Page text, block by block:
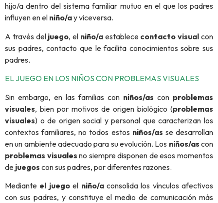
hijo/a dentro del sistema familiar mutuo en el que los padres
influyen en el niño/ay viceversa.
A través del juego, el niño/aestablece contacto visual con
sus padres, contacto que le facilita conocimientos sobre sus
padres.
EL JUEGO EN LOS NIÑOS CON PROBLEMAS VISUALES
Sin embargo, en las familias con niños/as con problemas
visuales, bien por motivos de origen biológico (problemas
visuales) o de origen social y personal que caracterizan los
contextos familiares, no todos estos niños/as se desarrollan
en un ambiente adecuado para su evolución. Los niños/as con
problemas visuales no siempre disponen de esos momentos
de juegos con sus padres, por diferentes razones.
Mediante el juegoel niño/aconsolida los vínculos afectivos
con sus padres, y constituye el medio de comunicación más